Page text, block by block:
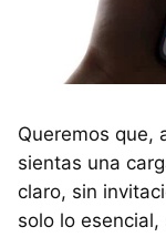
Queremos que,
sientas una
claro, sin
solo lo